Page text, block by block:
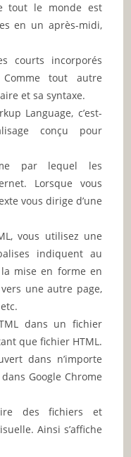
tout le monde est
en un après-midi,
courts incorporés
tout autre
et sa syntaxe.
Language, c’est-
conçu pour
par lequel les
Lorsque vous
vous dirige d’une
vous utilisez une
indiquent au
mise en forme en
une autre page,
dans un fichier
que fichier HTML.
dans n’importe
Google Chrome
des fichiers et
Ainsi s’affiche